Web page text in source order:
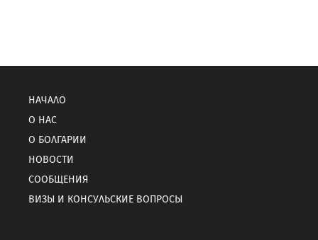
НАЧАЛО
О НАС
О БОЛГАРИИ
НОВОСТИ
СООБЩЕНИЯ
ВИЗЫ И КОНСУЛЬСКИЕ ВОПРОСЫ